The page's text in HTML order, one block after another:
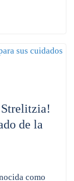
Strelitzia!
de la
como